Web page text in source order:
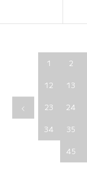
1 2
12 13
23 24
34 35
45